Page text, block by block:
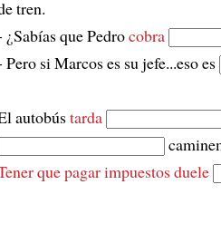
tren.
¿Sabías que Pedrocobra
Pero si Marcos es su jefe...eso es
autobústarda
que pagar impuestosduele